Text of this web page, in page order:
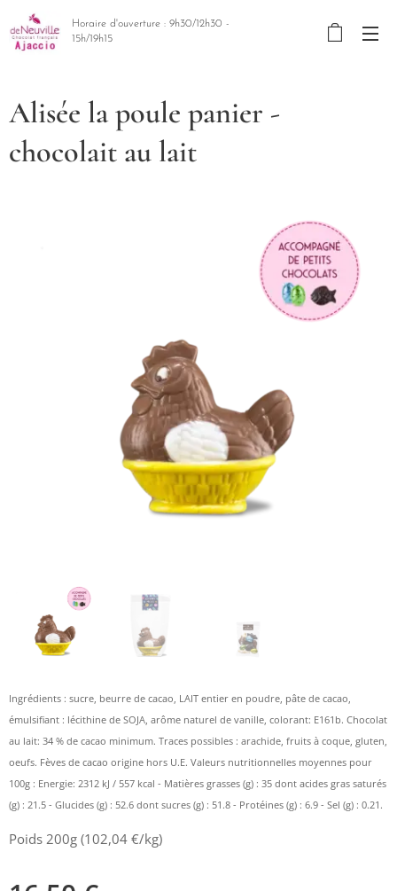
Horaire d'ouverture : 9h30/12h30 -
15h/19h15
Alisée la poule panier -
chocolait au lait
Ingrédients : sucre, beurre de cacao, LAIT entier en poudre, pâte de cacao,
émulsifiant : lécithine de SOJA, arôme naturel de vanille, colorant: E161b. Chocolat
au lait: 34 % de cacao minimum. Traces possibles : arachide, fruits à coque, gluten,
oeufs. Fèves de cacao origine hors U.E. Valeurs nutritionnelles moyennes pour
100g : Energie: 2312 kJ / 557 kcal - Matières grasses (g) : 35 dont acides gras saturés
(g) : 21.5 - Glucides (g) : 52.6 dont sucres (g) : 51.8 - Protéines (g) : 6.9 - Sel (g) : 0.21.
Poids 200g (102,04 €/kg)